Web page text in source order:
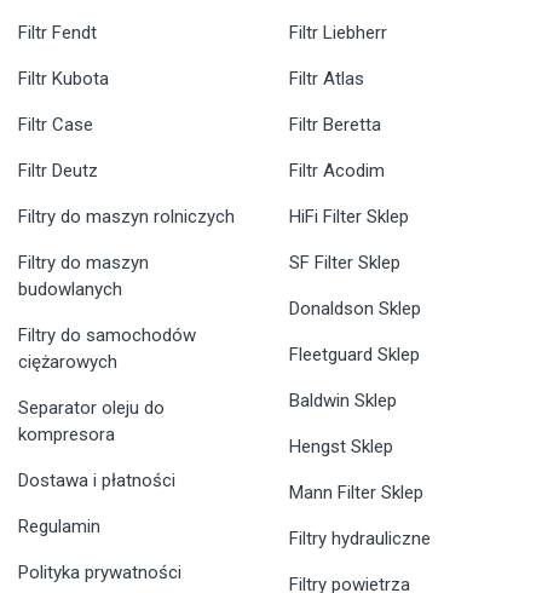
Filtr Fendt
Filtr Kubota
Filtr Case
Filtr Deutz
Filtr Liebherr
Filtr Atlas
Filtr Beretta
Filtr Acodim
Filtry do maszyn rolniczych
Filtry do maszyn
budowlanych
Filtry do samochodów
ciężarowych
Separator oleju do
kompresora
Dostawa i płatności
Regulamin
Polityka prywatności
HiFi Filter Sklep
SF Filter Sklep
Donaldson Sklep
Fleetguard Sklep
Baldwin Sklep
Hengst Sklep
Mann Filter Sklep
Filtry hydrauliczne
Filtry powietrza